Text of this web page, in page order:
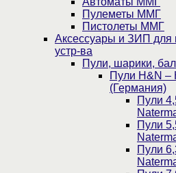
Пулеметы ММГ
Пистолеты ММГ
Аксессуары и ЗИП для
устр-ва
Пули, шарики,
Пули H&N –
(Германия)
Пули
Пули
Пули